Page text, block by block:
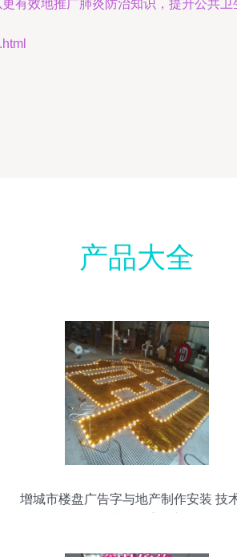
有效地推广肺炎防治知识，提升公共
产品大全
增城市楼盘广告字与地产制作安装 技